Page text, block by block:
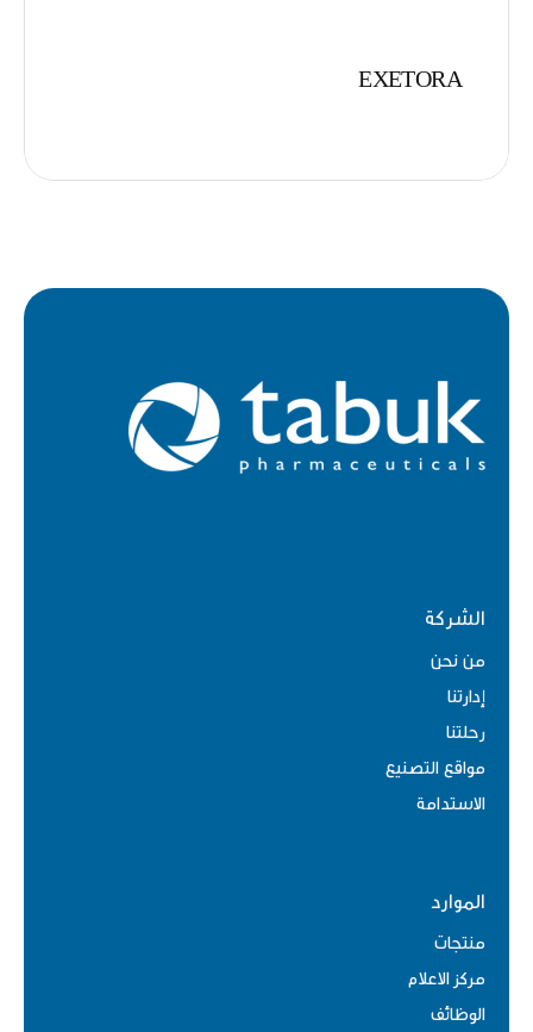
EXETORA
الشركة
من نحن
إدارتنا
رحلتنا
مواقع التصنيع
الاستدامة
الموارد
منتجات
مركز الاعلام
الوظائف